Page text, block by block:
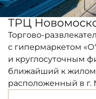
ТРЦ
Торгово-
с гипермаркетом
и круглосуточным
ближайший к
расположенный в г.